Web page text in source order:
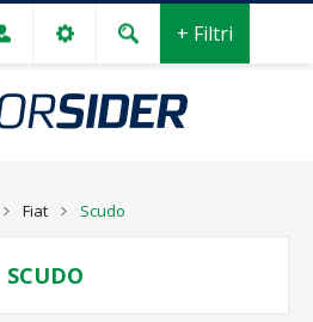
+ Filtri
Fiat Scudo
SCUDO